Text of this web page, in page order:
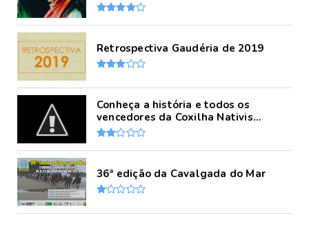
Retrospectiva Gaudéria de 2019
Conheça a história e todos os
vencedores da Coxilha Nativis...
36ª edição da Cavalgada do Mar